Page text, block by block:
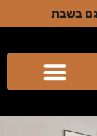
בשבת